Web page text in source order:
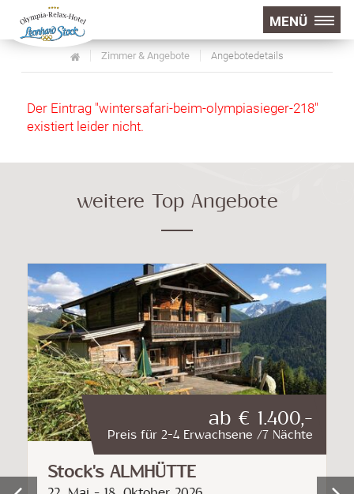
MENÜ
Zimmer & Angebote Angebotedetails
Der Eintrag "wintersafari-beim-olympiasieger-218"
existiert leider nicht.
weitere Top Angebote
ab € 1.400,-
Preis für 2-4 Erwachsene /7 Nächte
Stock's ALMHÜTTE